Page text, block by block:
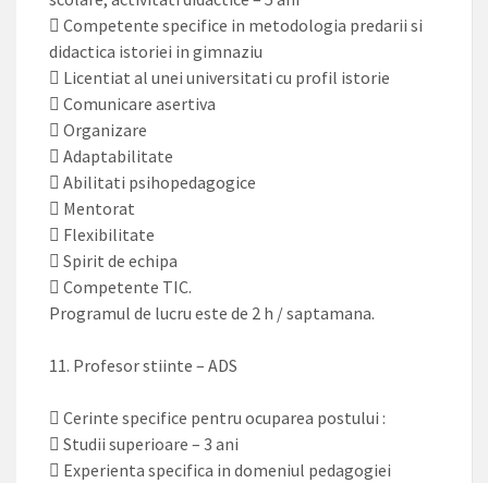
 Competente specifice in metodologia predarii si
didactica istoriei in gimnaziu
 Licentiat al unei universitati cu profil istorie
 Comunicare asertiva
 Organizare
 Adaptabilitate
 Abilitati psihopedagogice
 Mentorat
 Flexibilitate
 Spirit de echipa
 Competente TIC.
Programul de lucru este de 2 h / saptamana.
11. Profesor stiinte – ADS
 Cerinte specifice pentru ocuparea postului :
 Studii superioare – 3 ani
 Experienta specifica in domeniul pedagogiei